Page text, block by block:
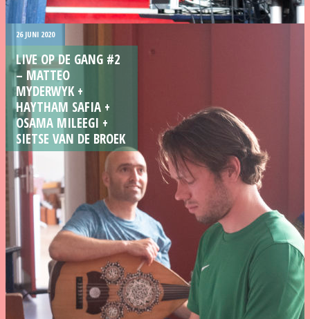
26 JUNI 2020
LIVE OP DE GANG #2
– MATTEO
MYDERWYK +
HAYTHAM SAFIA +
OSAMA MILEEGI +
SIETSE VAN DE BROEK